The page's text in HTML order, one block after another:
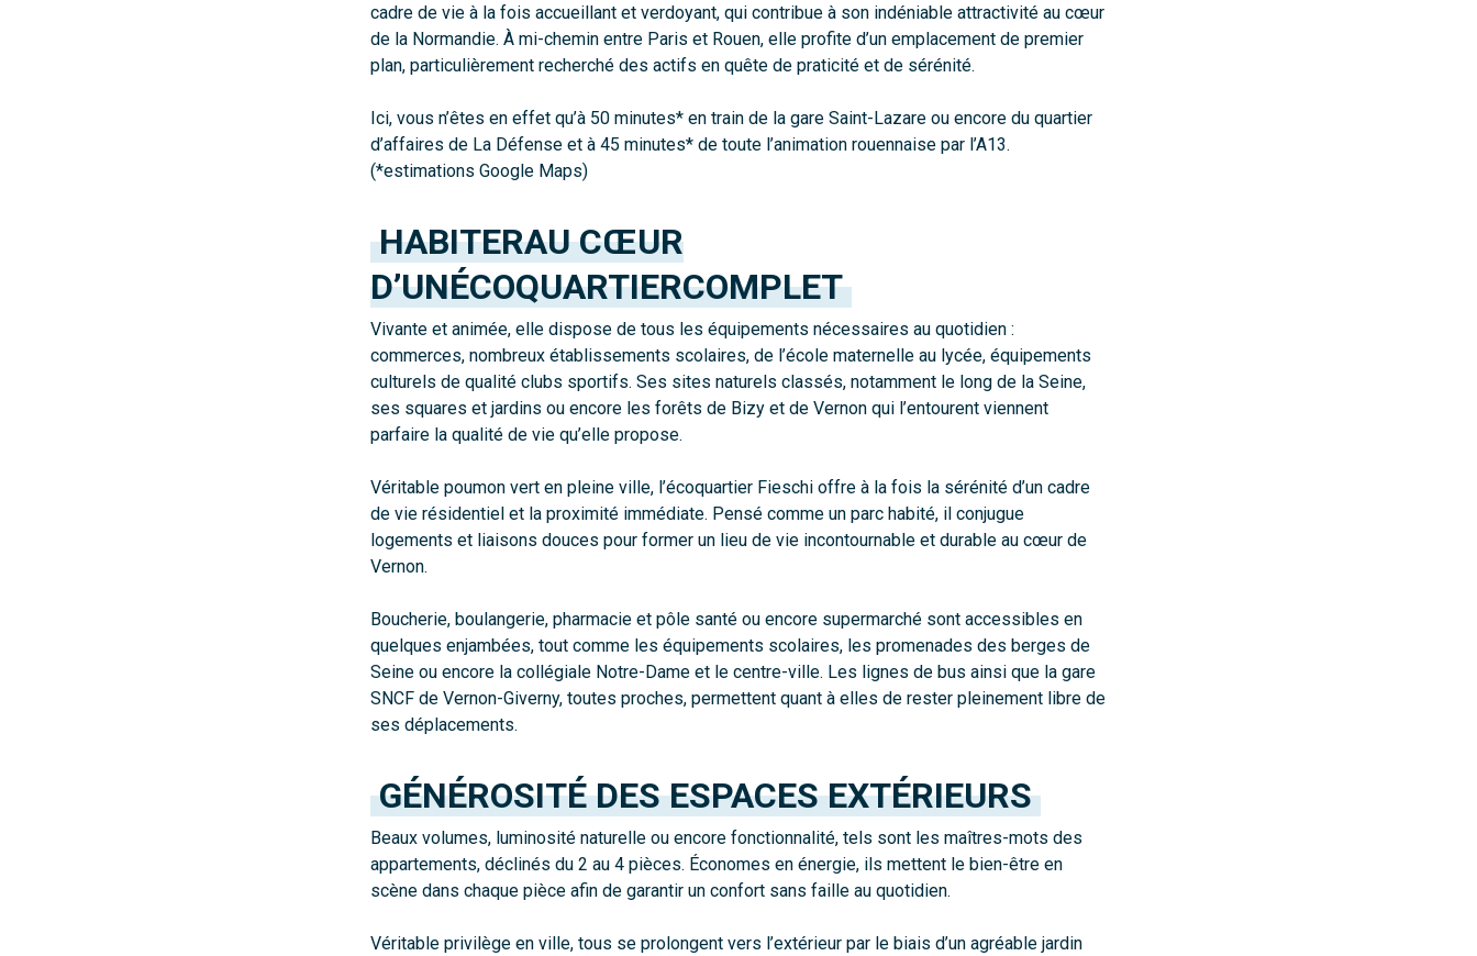
cadre de vie à la fois accueillant et verdoyant, qui contribue à son indéniable attractivité au cœur
de la Normandie. À mi-chemin entre Paris et Rouen, elle profite d’un emplacement de premier
plan, particulièrement recherché des actifs en quête de praticité et de sérénité.
Ici, vous n’êtes en effet qu’à 50 minutes* en train de la gare Saint-Lazare ou encore du quartier
d’affaires de La Défense et à 45 minutes* de toute l’animation rouennaise par l’A13.
(*estimations Google Maps)
HABITERAU CŒUR
D’UNÉCOQUARTIERCOMPLET
Vivante et animée, elle dispose de tous les équipements nécessaires au quotidien :
commerces, nombreux établissements scolaires, de l’école maternelle au lycée, équipements
culturels de qualité clubs sportifs. Ses sites naturels classés, notamment le long de la Seine,
ses squares et jardins ou encore les forêts de Bizy et de Vernon qui l’entourent viennent
parfaire la qualité de vie qu’elle propose.
Véritable poumon vert en pleine ville, l’écoquartier Fieschi offre à la fois la sérénité d’un cadre
de vie résidentiel et la proximité immédiate. Pensé comme un parc habité, il conjugue
logements et liaisons douces pour former un lieu de vie incontournable et durable au cœur de
Vernon.
Boucherie, boulangerie, pharmacie et pôle santé ou encore supermarché sont accessibles en
quelques enjambées, tout comme les équipements scolaires, les promenades des berges de
Seine ou encore la collégiale Notre-Dame et le centre-ville. Les lignes de bus ainsi que la gare
SNCF de Vernon-Giverny, toutes proches, permettent quant à elles de rester pleinement libre de
ses déplacements.
GÉNÉROSITÉ DES ESPACES EXTÉRIEURS
Beaux volumes, luminosité naturelle ou encore fonctionnalité, tels sont les maîtres-mots des
appartements, déclinés du 2 au 4 pièces. Économes en énergie, ils mettent le bien-être en
scène dans chaque pièce afin de garantir un confort sans faille au quotidien.
Véritable privilège en ville, tous se prolongent vers l’extérieur par le biais d’un agréable jardin